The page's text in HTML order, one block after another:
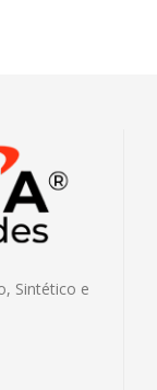
Sintético e